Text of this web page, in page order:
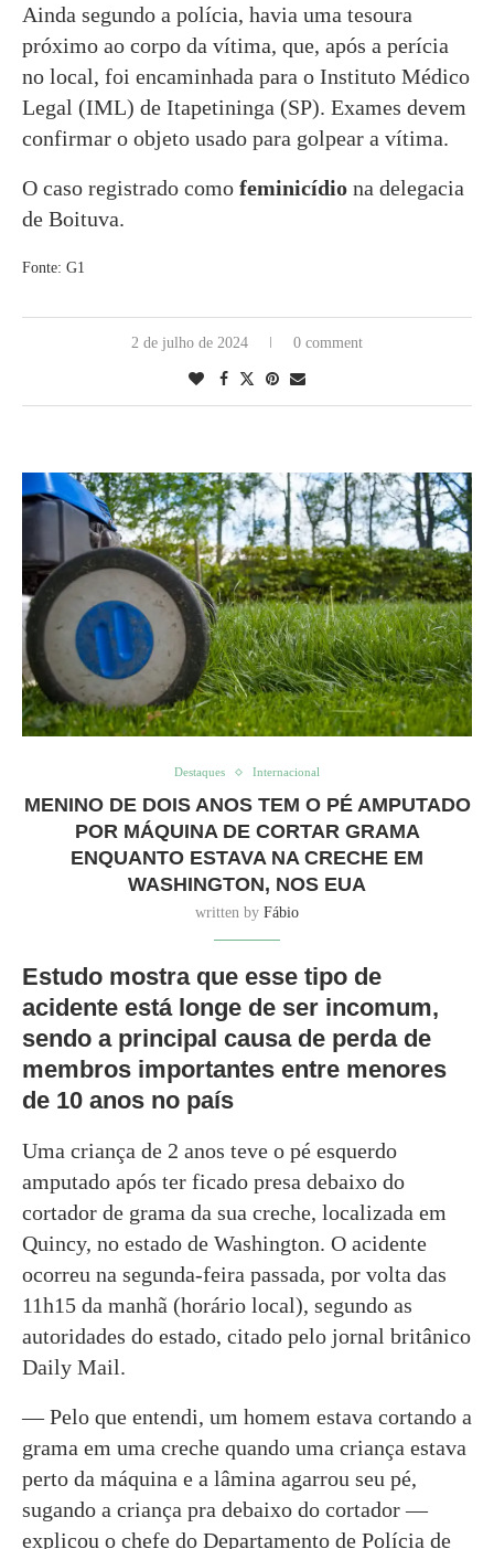
Ainda segundo a polícia, havia uma tesoura
próximo ao corpo da vítima, que, após a perícia
no local, foi encaminhada para o Instituto Médico
Legal (IML) de Itapetininga (SP). Exames devem
confirmar o objeto usado para golpear a vítima.
O caso registrado como feminicídio na delegacia
de Boituva.
Fonte: G1
2 de julho de 2024 0 comment
Destaques Internacional
MENINO DE DOIS ANOS TEM O PÉ AMPUTADO
POR MÁQUINA DE CORTAR GRAMA
ENQUANTO ESTAVA NA CRECHE EM
WASHINGTON, NOS EUA
written by Fábio
Estudo mostra que esse tipo de
acidente está longe de ser incomum,
sendo a principal causa de perda de
membros importantes entre menores
de 10 anos no país
Uma criança de 2 anos teve o pé esquerdo
amputado após ter ficado presa debaixo do
cortador de grama da sua creche, localizada em
Quincy, no estado de Washington. O acidente
ocorreu na segunda-feira passada, por volta das
11h15 da manhã (horário local), segundo as
autoridades do estado, citado pelo jornal britânico
Daily Mail.
— Pelo que entendi, um homem estava cortando a
grama em uma creche quando uma criança estava
perto da máquina e a lâmina agarrou seu pé,
sugando a criança pra debaixo do cortador —
explicou o chefe do Departamento de Polícia de